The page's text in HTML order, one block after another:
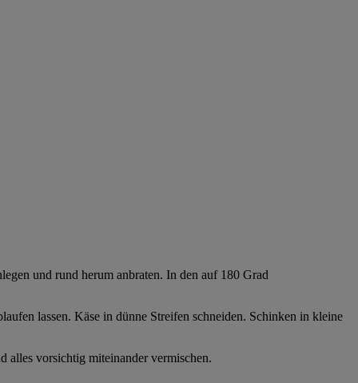
und rund herum anbraten. In den auf 180 Grad
lassen. Käse in dünne Streifen schneiden. Schinken in kleine
alles vorsichtig miteinander vermischen.